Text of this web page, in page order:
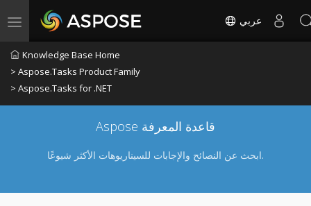
Toggle navigation عربي
Knowledge Base Home
> Aspose.Tasks Product Family
> Aspose.Tasks for .NET
Aspose قاعدة المعرفة
ابحث عن النصائح والإجابات للسيناريوهات الأكثر شيوعًا.